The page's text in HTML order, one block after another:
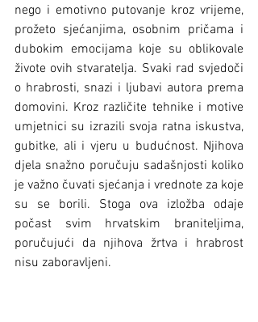
nego i emotivno putovanje kroz vrijeme,
prožeto sjećanjima, osobnim pričama i
dubokim emocijama koje su oblikovale
živote ovih stvaratelja. Svaki rad svjedoči
o hrabrosti, snazi i ljubavi autora prema
domovini. Kroz različite tehnike i motive
umjetnici su izrazili svoja ratna iskustva,
gubitke, ali i vjeru u budućnost. Njihova
djela snažno poručuju sadašnjosti koliko
je važno čuvati sjećanja i vrednote za koje
su se borili. Stoga ova izložba odaje
počast svim hrvatskim braniteljima,
poručujući da njihova žrtva i hrabrost
nisu zaboravljeni.